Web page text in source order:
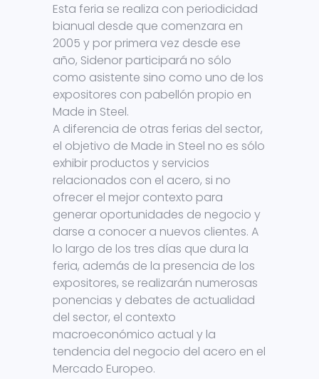
Esta feria se realiza con periodicidad
bianual desde que comenzara en
2005 y por primera vez desde ese
año, Sidenor participará no sólo
como asistente sino como uno de los
expositores con pabellón propio en
Made in Steel.
A diferencia de otras ferias del sector,
el objetivo de Made in Steel no es sólo
exhibir productos y servicios
relacionados con el acero, si no
ofrecer el mejor contexto para
generar oportunidades de negocio y
darse a conocer a nuevos clientes. A
lo largo de los tres días que dura la
feria, además de la presencia de los
expositores, se realizarán numerosas
ponencias y debates de actualidad
del sector, el contexto
macroeconómico actual y la
tendencia del negocio del acero en el
Mercado Europeo.